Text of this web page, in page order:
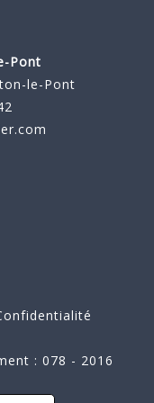
Pont
le-Pont
: 078 - 2016